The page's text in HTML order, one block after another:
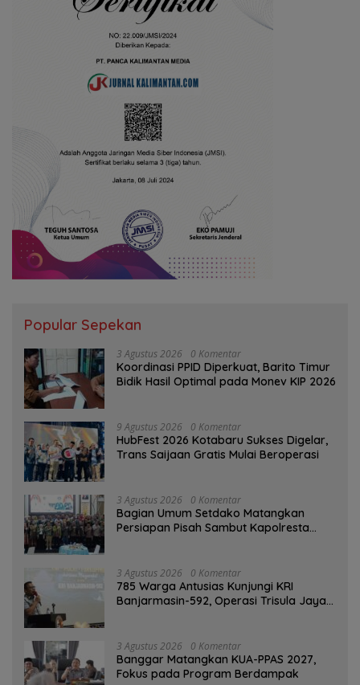
Popular Sepekan
3 Agustus 2026 0 Komentar
Koordinasi PPID Diperkuat, Barito Timur
Bidik Hasil Optimal pada Monev KIP 2026
9 Agustus 2026 0 Komentar
HubFest 2026 Kotabaru Sukses Digelar,
Trans Saijaan Gratis Mulai Beroperasi
3 Agustus 2026 0 Komentar
Bagian Umum Setdako Matangkan
Persiapan Pisah Sambut Kapolresta
3 Agustus 2026 0 Komentar
785 Warga Antusias Kunjungi KRI
Banjarmasin-592, Operasi Trisula Jaya
3 Agustus 2026 0 Komentar
‎Banggar Matangkan KUA-PPAS 2027,
Fokus pada Program Berdampak